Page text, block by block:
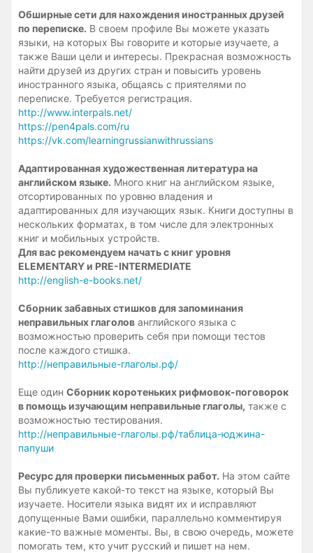
Обширные сети для нахождения иностранных друзей
по переписке. В своем профиле Вы можете указать
языки, на которых Вы говорите и которые изучаете, а
также Ваши цели и интересы. Прекрасная возможность
найти друзей из других стран и повысить уровень
иностранного языка, общаясь с приятелями по
переписке. Требуется регистрация.
http://www.interpals.net/
https://pen4pals.com/ru
https://vk.com/learningrussianwithrussians
Адаптированная художественная литература на
английском языке. Много книг на английском языке,
отсортированных по уровню владения и
адаптированных для изучающих язык. Книги доступны в
нескольких форматах, в том числе для электронных
книг и мобильных устройств.
Для вас рекомендуем начать с книг уровня
ELEMENTARY и PRE-INTERMEDIATE
http://english-e-books.net/
Сборник забавных стишков для запоминания
неправильных глаголов английского языка с
возможностью проверить себя при помощи тестов
после каждого стишка.
http://неправильные-глаголы.рф/
Еще один Сборник коротеньких рифмовок-поговорок
в помощь изучающим неправильные глаголы, также с
возможностью тестирования.
http://неправильные-глаголы.рф/таблица-юджина-
папуши
Ресурс для проверки письменных работ. На этом сайте
Вы публикуете какой-то текст на языке, который Вы
изучаете. Носители языка видят их и исправляют
допущенные Вами ошибки, параллельно комментируя
какие-то важные моменты. Вы, в свою очередь, можете
помогать тем, кто учит русский и пишет на нем.